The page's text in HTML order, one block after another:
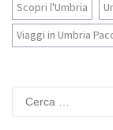
Scopri l'Umbria
Viaggi in Umbria
per: